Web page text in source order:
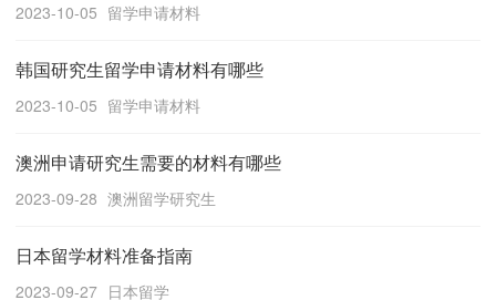
2023-10-05 留学申请材料
韩国研究生留学申请材料有哪些
2023-10-05 留学申请材料
澳洲申请研究生需要的材料有哪些
2023-09-28 澳洲留学研究生
日本留学材料准备指南
2023-09-27 日本留学